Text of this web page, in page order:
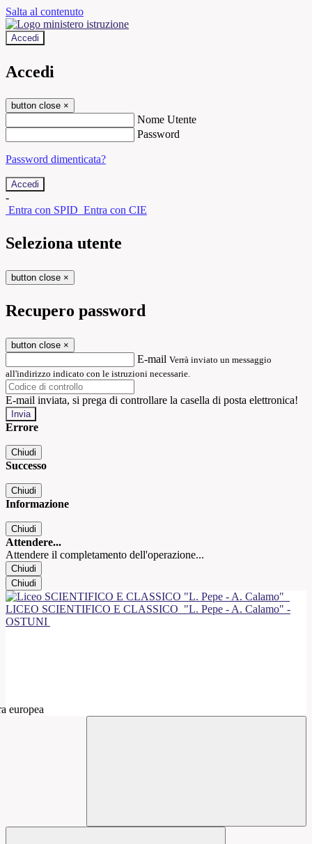
Salta al contenuto
Accedi
Accedi
button close ×
Nome Utente
Password
Password dimenticata?
-
Entra con SPID Entra con CIE
Seleziona utente
button close ×
Recupero password
button close ×
E-mail Verrà inviato un messaggio
all'indirizzo indicato con le istruzioni necessarie.
E-mail inviata, si prega di controllare la casella di posta elettronica!
Errore
Chiudi
Successo
Chiudi
Informazione
Chiudi
Attendere...
Attendere il completamento dell'operazione...
Chiudi
Chiudi
LICEO SCIENTIFICO E CLASSICO "L. Pepe - A. Calamo" -
OSTUNI